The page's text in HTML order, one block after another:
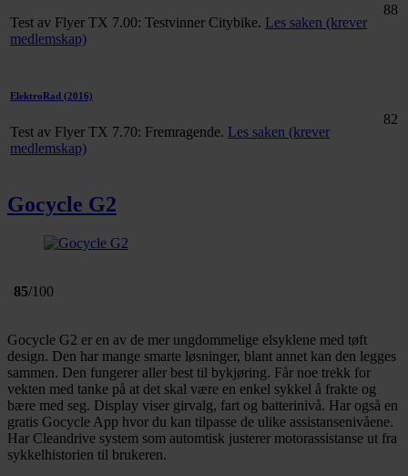
Test av Flyer TX 7.00: Testvinner Citybike. Les saken (krever
medlemskap)
88
ElektroRad (2016)
Test av Flyer TX 7.70: Fremragende. Les saken (krever
medlemskap)
82
Gocycle G2
85/100
Gocycle G2 er en av de mer ungdommelige elsyklene med tøft
design. Den har mange smarte løsninger, blant annet kan den legges
sammen. Den fungerer aller best til bykjøring. Får noe trekk for
vekten med tanke på at det skal være en enkel sykkel å frakte og
bære med seg. Display viser girvalg, fart og batterinivå. Har også en
gratis Gocycle App hvor du kan tilpasse de ulike assistansenivåene.
Har Cleandrive system som automtisk justerer motorassistanse ut fra
sykkelhistorien til brukeren.